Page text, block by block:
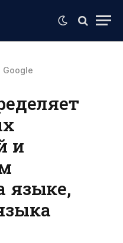
Google
и
языке,